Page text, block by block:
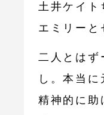
土井ケイト
エミリーと
二人とはず
し。本当
精神的に助